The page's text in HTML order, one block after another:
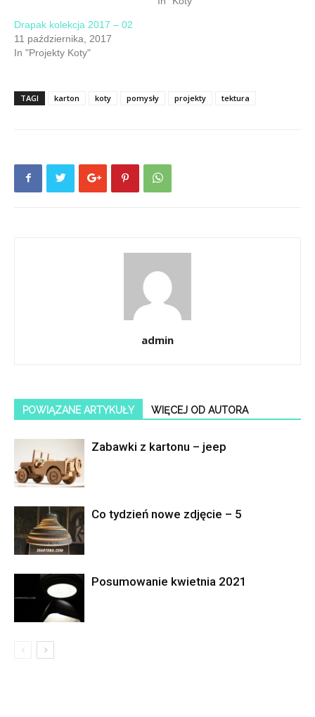
Drapak kolekcja 2017 – 02
11 października, 2017
In "Projekty Koty"
TAGI karton koty pomysły projekty tektura
admin
POWIĄZANE ARTYKUŁY WIĘCEJ OD AUTORA
Zabawki z kartonu – jeep
Co tydzień nowe zdjęcie – 5
Posumowanie kwietnia 2021